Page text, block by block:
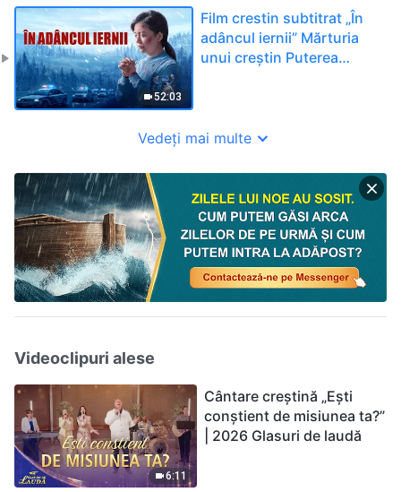
52:03
Film crestin subtitrat „În
adâncul iernii” Mărturia
unui creștin Puterea
Vedeți mai multe
Videoclipuri alese
6:11
Cântare creștină „Ești
conștient de misiunea ta?”
| 2026 Glasuri de laudă